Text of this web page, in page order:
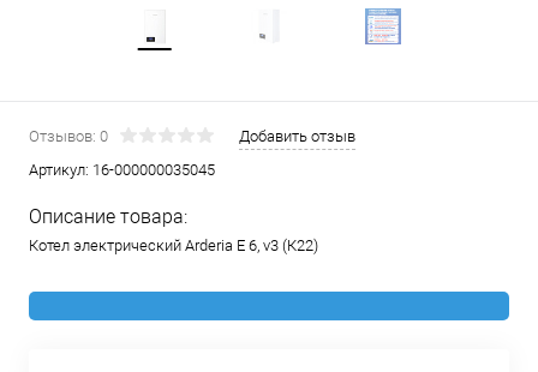
Отзывов: 0
Добавить отзыв
Артикул: 16-000000035045
Описание товара:
Котел электрический Arderia Е 6, v3 (К22)